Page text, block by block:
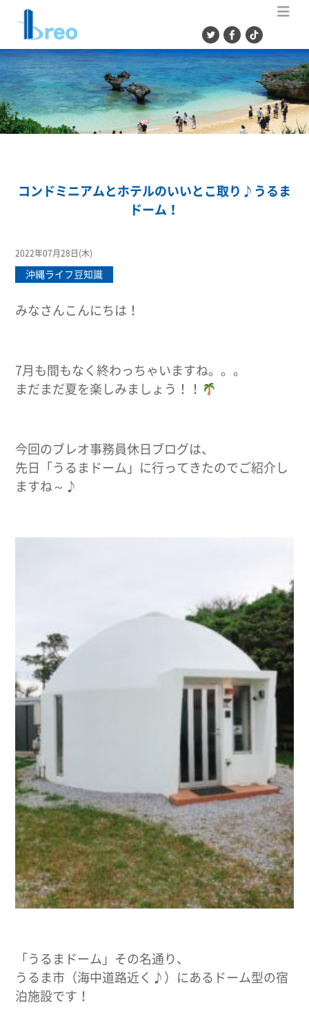
コンドミニアムとホテルのいいとこ取り♪うるま
ドーム！
2022年07月28日(木)
沖縄ライフ豆知識
みなさんこんにちは！
7月も間もなく終わっちゃいますね。。。
まだまだ夏を楽しみましょう！！
今回のブレオ事務員休日ブログは、
先日「うるまドーム」に行ってきたのでご紹介し
ますね～♪
「うるまドーム」その名通り、
うるま市（海中道路近く♪）にあるドーム型の宿
泊施設です！